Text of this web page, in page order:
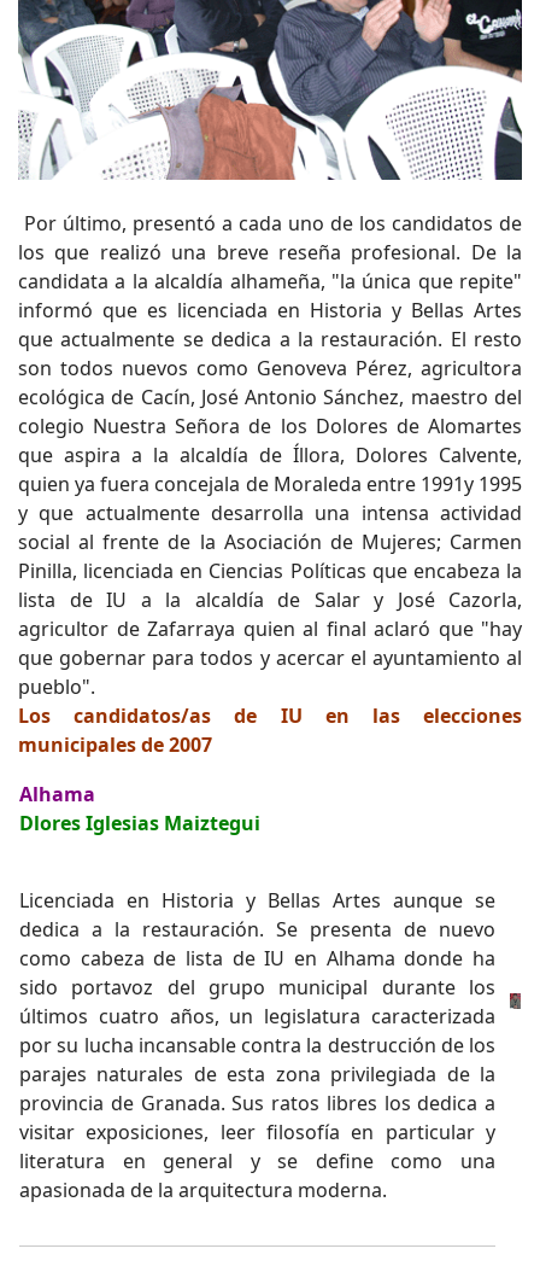
Por último, presentó a cada uno de los candidatos de
los que realizó una breve reseña profesional. De la
candidata a la alcaldía alhameña, "la única que repite"
informó que es licenciada en Historia y Bellas Artes
que actualmente se dedica a la restauración. El resto
son todos nuevos como Genoveva Pérez, agricultora
ecológica de Cacín, José Antonio Sánchez, maestro del
colegio Nuestra Señora de los Dolores de Alomartes
que aspira a la alcaldía de Íllora, Dolores Calvente,
quien ya fuera concejala de Moraleda entre 1991y 1995
y que actualmente desarrolla una intensa actividad
social al frente de la Asociación de Mujeres; Carmen
Pinilla, licenciada en Ciencias Políticas que encabeza la
lista de IU a la alcaldía de Salar y José Cazorla,
agricultor de Zafarraya quien al final aclaró que "hay
que gobernar para todos y acercar el ayuntamiento al
pueblo".
Los candidatos/as de IU en las elecciones
municipales de 2007
Alhama
Dlores Iglesias Maiztegui
Licenciada en Historia y Bellas Artes aunque se
dedica a la restauración. Se presenta de nuevo
como cabeza de lista de IU en Alhama donde ha
sido portavoz del grupo municipal durante los
últimos cuatro años, un legislatura caracterizada
por su lucha incansable contra la destrucción de los
parajes naturales de esta zona privilegiada de la
provincia de Granada. Sus ratos libres los dedica a
visitar exposiciones, leer filosofía en particular y
literatura en general y se define como una
apasionada de la arquitectura moderna.